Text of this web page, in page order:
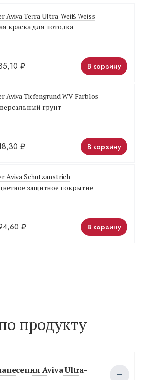
Aviva Terra Ultra-Weiß Weiss
краска для потолка
₽ В корзину
Aviva Tiefengrund WV Farblos
грунт
₽ В корзину
Aviva Schutzanstrich
защитное покрытие
₽ В корзину
продукту
Aviva Ultra-